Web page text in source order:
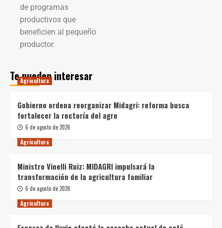
de programas
productivos que
beneficien al pequeño
productor.
Te pueden interesar
Agricultura
Gobierno ordena reorganizar Midagri: reforma busca
fortalecer la rectoría del agro
6 de agosto de 2026
Agricultura
Ministro Vinelli Ruiz: MIDAGRI impulsará la
transformación de la agricultura familiar
6 de agosto de 2026
Agricultura